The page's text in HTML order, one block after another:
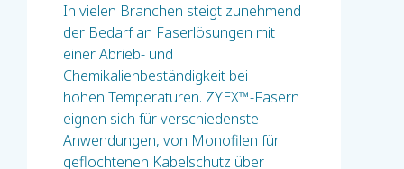
In vielen Branchen steigt zunehmend
der Bedarf an Faserlösungen mit
einer Abrieb- und
Chemikalienbeständigkeit bei
hohen Temperaturen. ZYEX™-Fasern
eignen sich für verschiedenste
Anwendungen, von Monofilen für
geflochtenen Kabelschutz über